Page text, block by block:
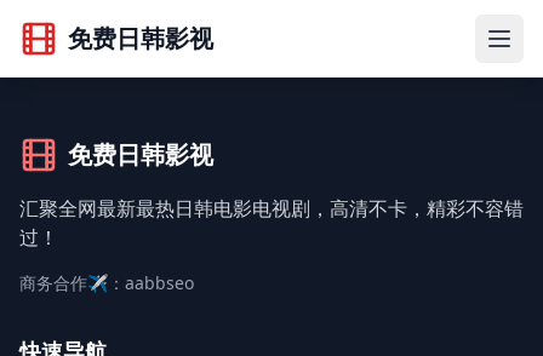
免费日韩影视
免费日韩影视
汇聚全网最新最热日韩电影电视剧，高清不卡，精彩不容错
过！
商务合作✈️：aabbseo